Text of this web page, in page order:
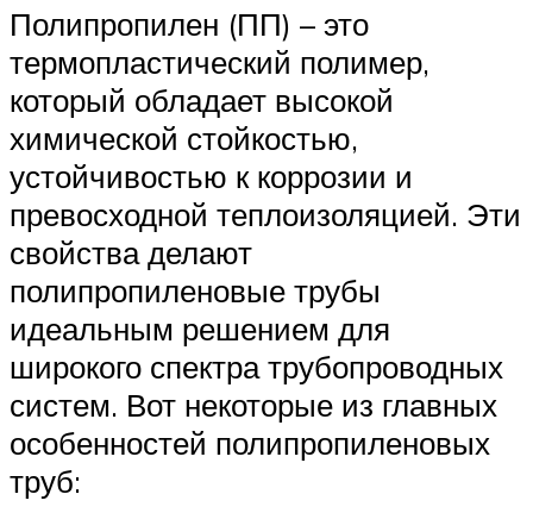
Полипропилен (ПП) – это
термопластический полимер,
который обладает высокой
химической стойкостью,
устойчивостью к коррозии и
превосходной теплоизоляцией. Эти
свойства делают
полипропиленовые трубы
идеальным решением для
широкого спектра трубопроводных
систем. Вот некоторые из главных
особенностей полипропиленовых
труб: